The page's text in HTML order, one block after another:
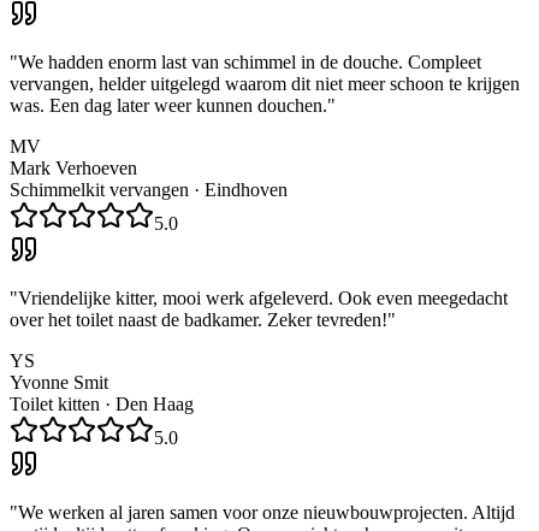
"We hadden enorm last van schimmel in de douche. Compleet
vervangen, helder uitgelegd waarom dit niet meer schoon te krijgen
was. Een dag later weer kunnen douchen."
MV
Mark Verhoeven
Schimmelkit vervangen · Eindhoven
5.0
"Vriendelijke kitter, mooi werk afgeleverd. Ook even meegedacht
over het toilet naast de badkamer. Zeker tevreden!"
YS
Yvonne Smit
Toilet kitten · Den Haag
5.0
"We werken al jaren samen voor onze nieuwbouwprojecten. Altijd